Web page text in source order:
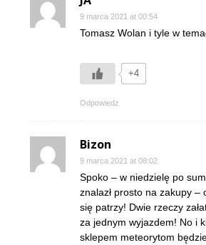
9 marca 2021 at 00:54
Tomasz Wolan i tyle w
+4
Odpowiedz
Bizon
9 marca 2021 at 08:02
Spoko – w niedzielę po
znalazł prosto na zakupy –
się patrzy! Dwie rzeczy
za jednym wyjazdem! No i
sklepem meteorytom